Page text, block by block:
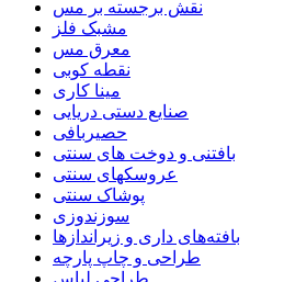
نقش برجسته بر مس
مشبک فلز
معرق مس
نقطه کوبی
مینا کاری
صنایع دستی دریایی
حصیربافی
بافتنی‌ و دوخت های سنتی
عروسکهای سنتی
پوشاک سنتی
سوزندوزی
بافته‌های داری و زیراندازها
طراحی و چاپ پارچه